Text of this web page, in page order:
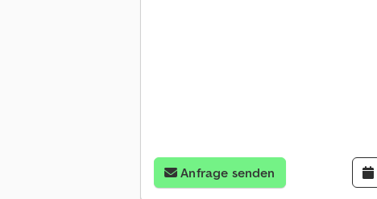
Anfrage senden